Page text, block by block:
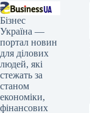
Бізнес
Україна —
портал новин
для ділових
людей, які
стежать за
станом
економіки,
фінансових